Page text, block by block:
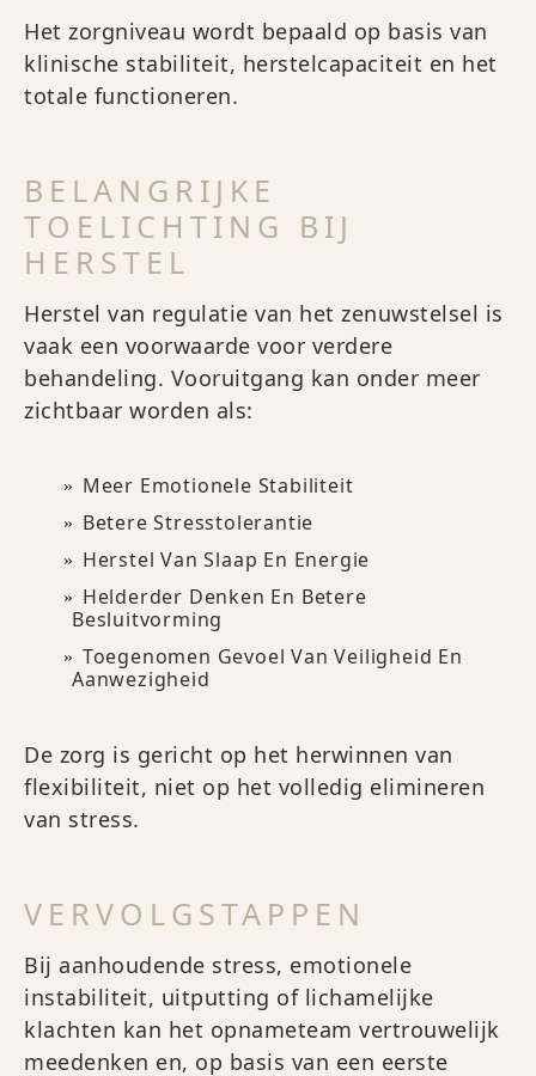
Het zorgniveau wordt bepaald op basis van
klinische stabiliteit, herstelcapaciteit en het
totale functioneren.
BELANGRIJKE
TOELICHTING BIJ
HERSTEL
Herstel van regulatie van het zenuwstelsel is
vaak een voorwaarde voor verdere
behandeling. Vooruitgang kan onder meer
zichtbaar worden als:
Meer Emotionele Stabiliteit
Betere Stresstolerantie
Herstel Van Slaap En Energie
Helderder Denken En Betere
Besluitvorming
Toegenomen Gevoel Van Veiligheid En
Aanwezigheid
De zorg is gericht op het herwinnen van
flexibiliteit, niet op het volledig elimineren
van stress.
VERVOLGSTAPPEN
Bij aanhoudende stress, emotionele
instabiliteit, uitputting of lichamelijke
klachten kan het opnameteam vertrouwelijk
meedenken en, op basis van een eerste